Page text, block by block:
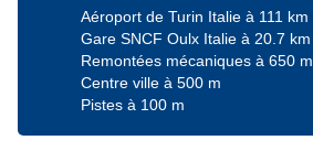
Aéroport de Turin Italie à 111 km
Gare SNCF Oulx Italie à 20.7 km
Remontées mécaniques à 650 m
Centre ville à 500 m
Pistes à 100 m